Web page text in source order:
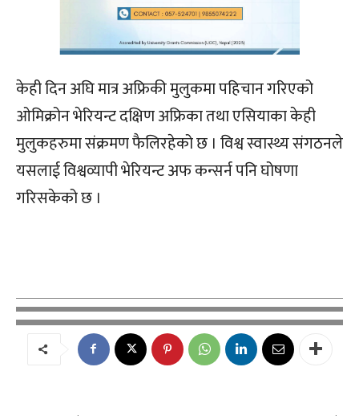
केही दिन अघि मात्र अफ्रिकी मुलुकमा पहिचान गरिएको
ओमिक्रोन भेरियन्ट दक्षिण अफ्रिका तथा एसियाका केही
मुलुकहरुमा संक्रमण फैलिरहेको छ । विश्व स्वास्थ्य संगठनले
यसलाई विश्वव्यापी भेरियन्ट अफ कन्सर्न पनि घोषणा
गरिसकेको छ ।